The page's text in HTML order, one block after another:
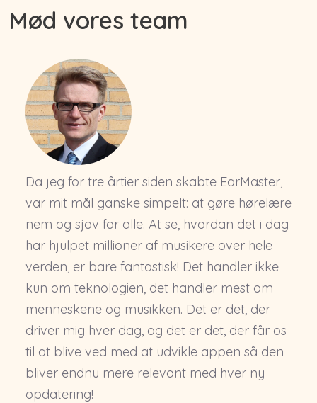
Mød vores team
Da jeg for tre årtier siden skabte EarMaster,
var mit mål ganske simpelt: at gøre hørelære
nem og sjov for alle. At se, hvordan det i dag
har hjulpet millioner af musikere over hele
verden, er bare fantastisk! Det handler ikke
kun om teknologien, det handler mest om
menneskene og musikken. Det er det, der
driver mig hver dag, og det er det, der får os
til at blive ved med at udvikle appen så den
bliver endnu mere relevant med hver ny
opdatering!